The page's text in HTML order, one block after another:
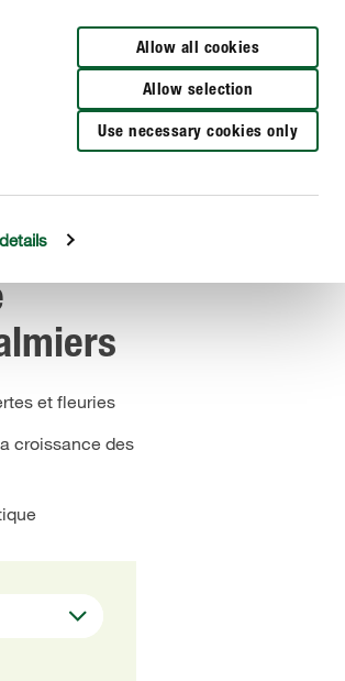
Allow all cookies
Allow selection
Use necessary cookies only
à proximité
et fleuries
croissance des